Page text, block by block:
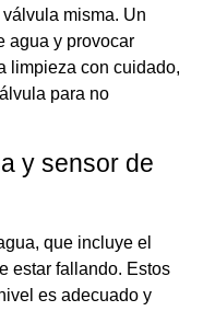
misma. Un
agua y provocar
limpieza con cuidado,
para no
y sensor de
que incluye el
estar fallando. Estos
es adecuado y